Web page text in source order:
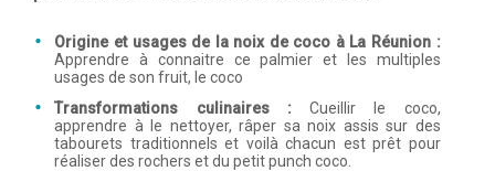
Origine et usages de la noix de coco à La Réunion :
Apprendre à connaitre ce palmier et les multiples
usages de son fruit, le coco
Transformations culinaires : Cueillir le coco,
apprendre à le nettoyer, râper sa noix assis sur des
tabourets traditionnels et voilà chacun est prêt pour
réaliser des rochers et du petit punch coco.